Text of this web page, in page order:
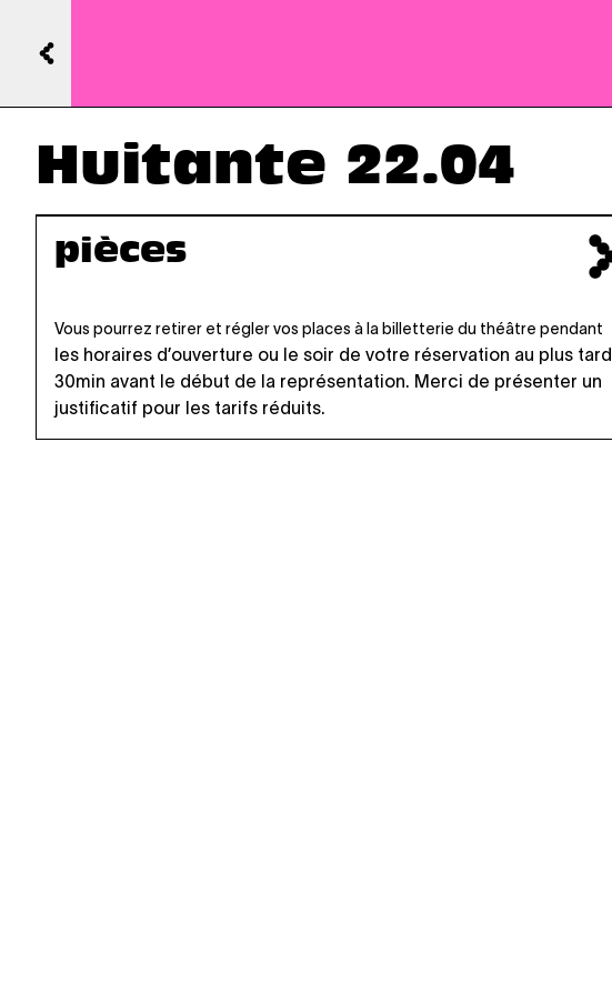
Huitante 22.04
pièces
Vous pourrez retirer et régler vos places à la billetterie du théâtre pendant
les horaires d’ouverture ou le soir de votre réservation au plus tard
30min avant le début de la représentation. Merci de présenter un
justificatif pour les tarifs réduits.